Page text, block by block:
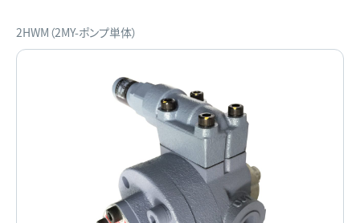
2HWM（2MY-ポンプ単体）